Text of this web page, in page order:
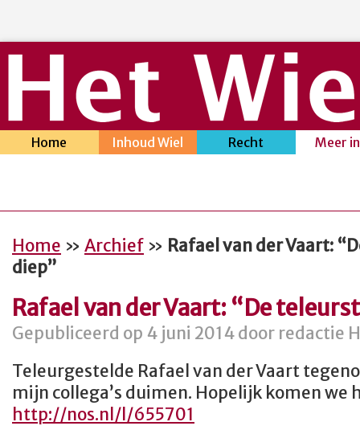
Home Inhoud Wiel Recht Meer
Home » Archief » Rafael van der Vaart:
diep”
Rafael van der Vaart: “De
Gepubliceerd op 4 juni 2014 door redactie
Teleurgestelde Rafael van der Vaart
mijn collega’s duimen. Hopelijk komen we
http://nos.nl/l/655701